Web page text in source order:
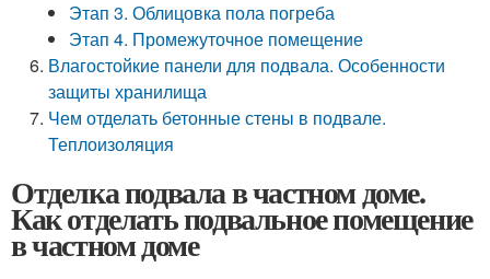
Этап 3. Облицовка пола погреба
Этап 4. Промежуточное помещение
Влагостойкие панели для подвала. Особенности
защиты хранилища
Чем отделать бетонные стены в подвале.
Теплоизоляция
Отделка подвала в частном доме.
Как отделать подвальное помещение
в частном доме